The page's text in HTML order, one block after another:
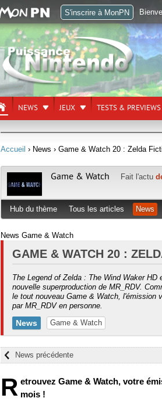
NEWS JEUX TESTS & PREVIEWS
Accueil › News › Game & Watch 20 : Zelda
Game & Watch Fait l'actu
Hub du thème Tous les articles News
News Game & Watch
GAME & WATCH 20 :
The Legend of Zelda : The Wind Waker HD
nouvelle superproduction de MR_RDV.
le tout nouveau Game & Watch, l'émission
par MR_RDV en personne.
News Game & Watch
News précédente
R etrouvez Game & Watch, votre
mois !
S'inscrire à MonPN